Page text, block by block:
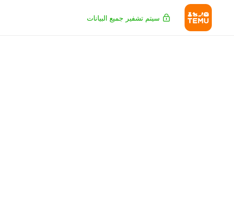
سيتم تشفير جميع البيانات